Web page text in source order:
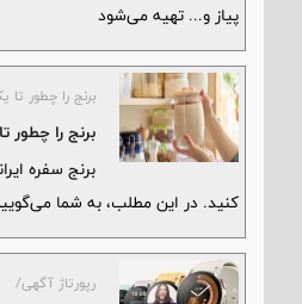
پیاز و... تهیه می‌شود
برنج را چطور تا یک
برنج را چطور تا
برنج سفره
کنید. در این مطلب، به شما
رپورتاژ آگهی/